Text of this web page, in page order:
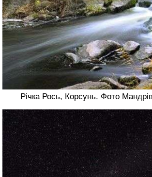
Річка Рось, Корсунь. Фото